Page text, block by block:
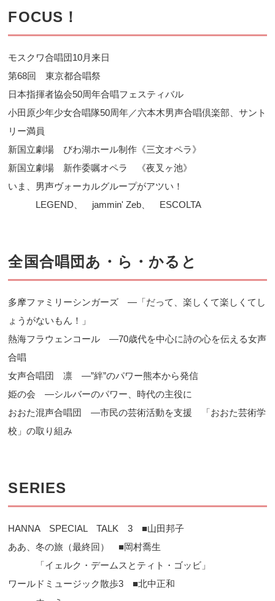
FOCUS！
モスクワ合唱団10月来日
第68回 東京都合唱祭
日本指揮者協会50周年合唱フェスティバル
小田原少年少女合唱隊50周年／六本木男声合唱倶楽部、サント
リー満員
新国立劇場 びわ湖ホール制作《三文オペラ》
新国立劇場 新作委嘱オペラ 《夜叉ヶ池》
いま、男声ヴォーカルグループがアツい！
LEGEND、 jammin' Zeb、 ESCOLTA
全国合唱団あ・ら・かると
多摩ファミリーシンガーズ ―「だって、楽しくて楽しくてし
ょうがないもん！」
熱海フラウェンコール ―70歳代を中心に詩の心を伝える女声
合唱
女声合唱団 凛 ―”絆”のパワー熊本から発信
姫の会 ―シルバーのパワー、時代の主役に
おおた混声合唱団 ―市民の芸術活動を支援 「おおた芸術学
校」の取り組み
SERIES
HANNA SPECIAL TALK 3 ■山田邦子
ああ、冬の旅（最終回） ■岡村喬生
「イェルク・デームスとティト・ゴッビ」
ワールドミュージック散歩3 ■北中正和